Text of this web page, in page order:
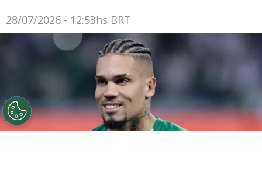
28/07/2026 - 12:53hs BRT